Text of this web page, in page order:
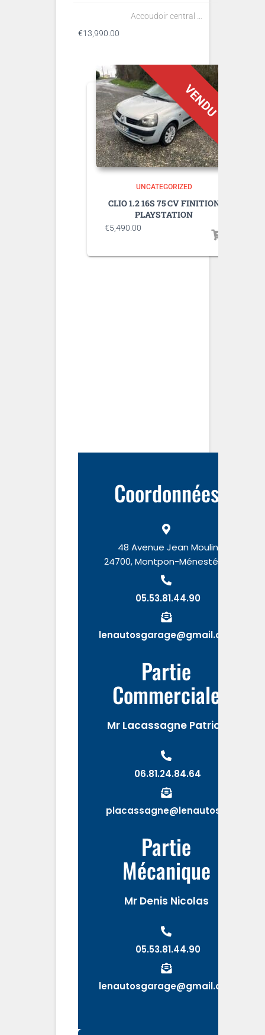
Accoudoir central …
€13,990.00
UNCATEGORIZED
CLIO 1.2 16S 75 CV FINITION
PLAYSTATION
€5,490.00
Coordonnées
48 Avenue Jean Moulin
24700, Montpon-Ménestérol
05.53.81.44.90
lenautosgarage@gmail.com
Partie
Commerciale
Mr Lacassagne Patrick
06.81.24.84.64
placassagne@lenautos.fr
Partie
Mécanique
Mr Denis Nicolas
05.53.81.44.90
lenautosgarage@gmail.com